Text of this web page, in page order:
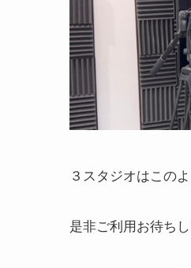
３スタジオはこの
是非ご利用お待ちし